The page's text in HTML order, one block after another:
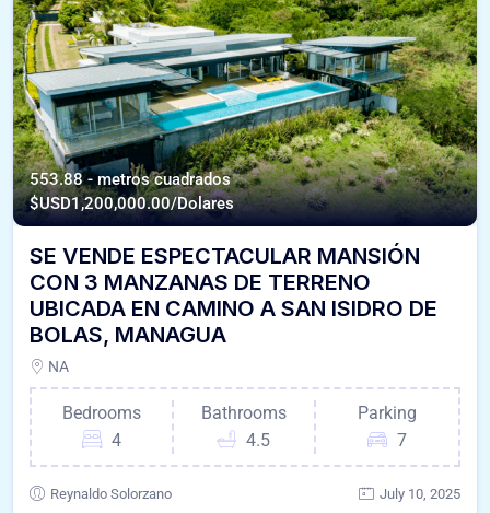
553.88 - metros cuadrados
$USD1,200,000.00/Dolares
SE VENDE ESPECTACULAR MANSIÓN
CON 3 MANZANAS DE TERRENO
UBICADA EN CAMINO A SAN ISIDRO DE
BOLAS, MANAGUA
NA
Bedrooms
4
Bathrooms
4.5
Parking
7
Reynaldo Solorzano July 10, 2025